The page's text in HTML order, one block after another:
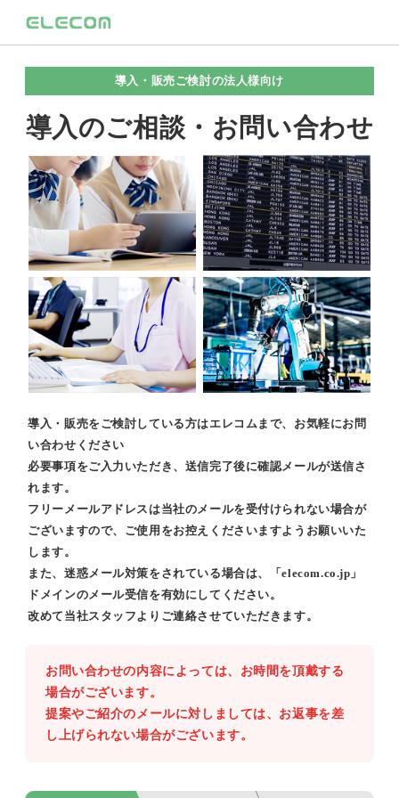
導入・販売ご検討の法人様向け
導入のご相談・お問い合わせ
導入・販売をご検討している方はエレコムまで、お気軽にお問
い合わせください
必要事項をご入力いただき、送信完了後に確認メールが送信さ
れます。
フリーメールアドレスは当社のメールを受付けられない場合が
ございますので、ご使用をお控えくださいますようお願いいた
します。
また、迷惑メール対策をされている場合は、「elecom.co.jp」
ドメインのメール受信を有効にしてください。
改めて当社スタッフよりご連絡させていただきます。
お問い合わせの内容によっては、お時間を頂戴する
場合がございます。
提案やご紹介のメールに対しましては、お返事を差
し上げられない場合がございます。